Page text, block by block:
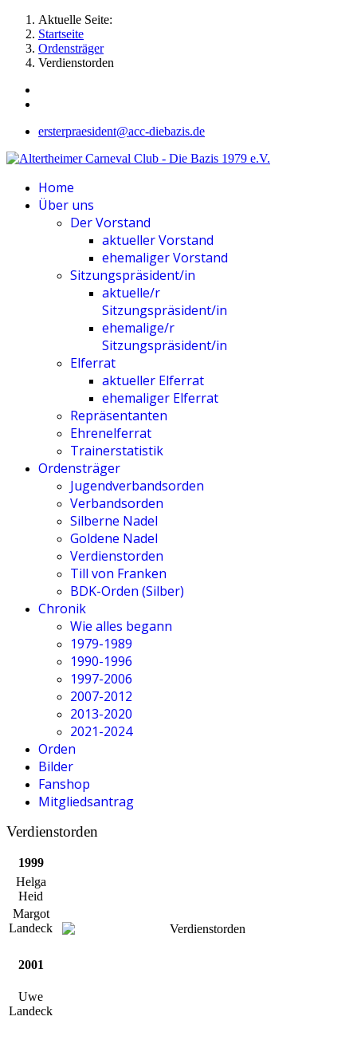
Aktuelle Seite:
Startseite
Ordensträger
Verdienstorden
ersterpraesident@acc-diebazis.de
Home
Über uns
Der Vorstand
aktueller Vorstand
ehemaliger Vorstand
Sitzungspräsident/in
aktuelle/r
Sitzungspräsident/in
ehemalige/r
Sitzungspräsident/in
Elferrat
aktueller Elferrat
ehemaliger Elferrat
Repräsentanten
Ehrenelferrat
Trainerstatistik
Ordensträger
Jugendverbandsorden
Verbandsorden
Silberne Nadel
Goldene Nadel
Verdienstorden
Till von Franken
BDK-Orden (Silber)
Chronik
Wie alles begann
1979-1989
1990-1996
1997-2006
2007-2012
2013-2020
2021-2024
Orden
Bilder
Fanshop
Mitgliedsantrag
Verdienstorden
1999
Helga
Heid
Margot
Landeck
2001
Uwe
Landeck